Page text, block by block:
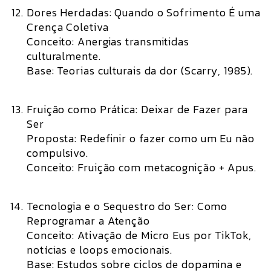
Dores Herdadas: Quando o Sofrimento É uma
Crença Coletiva
Conceito: Anergias transmitidas
culturalmente.
Base: Teorias culturais da dor (Scarry, 1985).
Fruição como Prática: Deixar de Fazer para
Ser
Proposta: Redefinir o fazer como um Eu não
compulsivo.
Conceito: Fruição com metacognição + Apus.
Tecnologia e o Sequestro do Ser: Como
Reprogramar a Atenção
Conceito: Ativação de Micro Eus por TikTok,
notícias e loops emocionais.
Base: Estudos sobre ciclos de dopamina e